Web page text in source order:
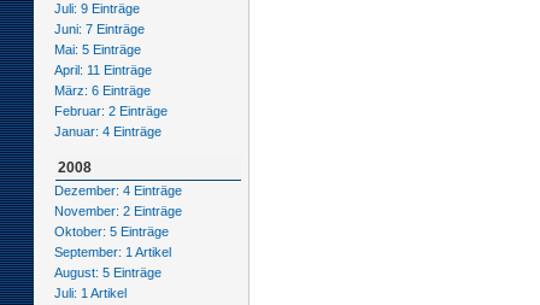
Juli: 9 Einträge
Juni: 7 Einträge
Mai: 5 Einträge
April: 11 Einträge
März: 6 Einträge
Februar: 2 Einträge
Januar: 4 Einträge
2008
Dezember: 4 Einträge
November: 2 Einträge
Oktober: 5 Einträge
September: 1 Artikel
August: 5 Einträge
Juli: 1 Artikel